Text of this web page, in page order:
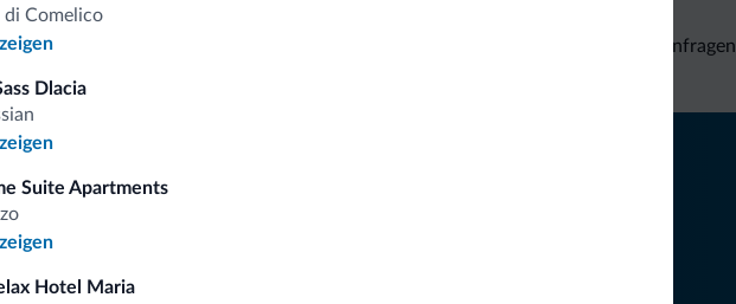
di Comelico
Dlacia
Suite Apartments
Hotel Maria
Unverbindliche Anfragen